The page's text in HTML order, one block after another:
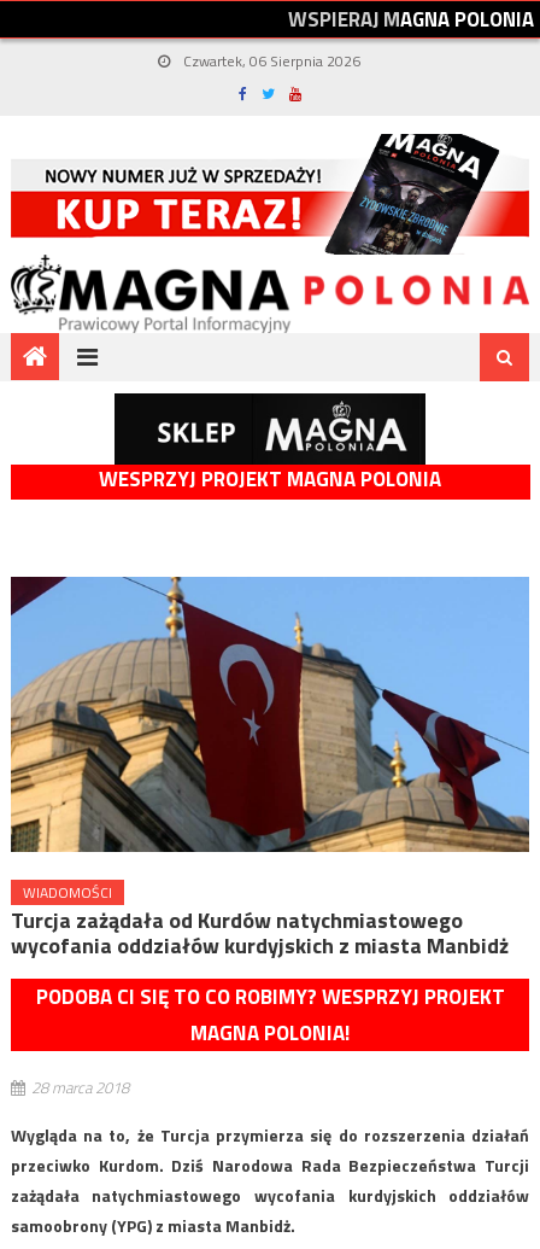
WSPIERAJMAGNAPOLONIA
Czwartek, 06 Sierpnia 2026
WESPRZYJ PROJEKT MAGNA POLONIA
WIADOMOŚCI
Turcja zażądała od Kurdów natychmiastowego
wycofania oddziałów kurdyjskich z miasta Manbidż
PODOBA CI SIĘ TO CO ROBIMY? WESPRZYJ PROJEKT
MAGNA POLONIA!
28 marca 2018
Wygląda na to, że Turcja przymierza się do rozszerzenia działań
przeciwko Kurdom. Dziś Narodowa Rada Bezpieczeństwa Turcji
zażądała natychmiastowego wycofania kurdyjskich oddziałów
samoobrony (YPG) z miasta Manbidż.